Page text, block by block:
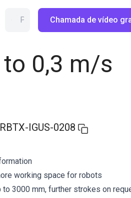
Chamada de vídeo
to 0,3 m/s
RBTX-IGUS-0208
working space for robots
to 3000 mm, further strokes on
Carrinho de compras
Navegue